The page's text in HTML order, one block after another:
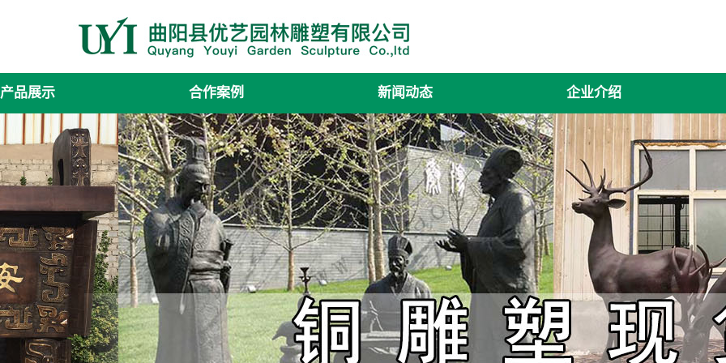
产品展示 合作案例 新闻动态 企业介绍